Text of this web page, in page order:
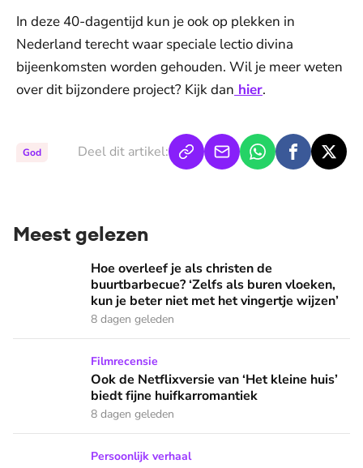
In deze 40-dagentijd kun je ook op plekken in
Nederland terecht waar speciale lectio divina
bijeenkomsten worden gehouden. Wil je meer weten
over dit bijzondere project? Kijk dan hier.
God Deel dit artikel:
Meest gelezen
Hoe overleef je als christen de buurtbarbecue? ‘Zelfs als
Hoe overleef je als christen de
buurtbarbecue? ‘Zelfs als buren vloeken,
kun je beter niet met het vingertje wijzen’
8 dagen geleden
Ook de Netflixversie van ‘Het kleine huis’ biedt fijne
Filmrecensie
Ook de Netflixversie van ‘Het kleine huis’
biedt fijne huifkarromantiek
8 dagen geleden
Zanger Elbert Smelt kan niet niets doen: ‘Ik word soms
Persoonlijk verhaal